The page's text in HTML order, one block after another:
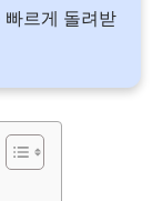
빠르게 돌려받